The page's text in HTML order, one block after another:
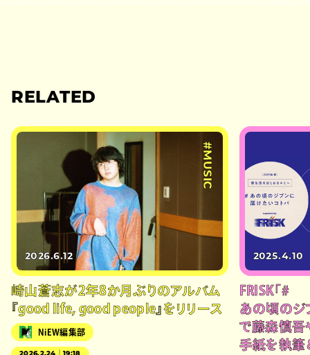
RELATED
#MUSIC
2026.6.12
崎山蒼志が2年8か月ぶりのアルバム
『good life, good people』をリリース
NiEW編集部
2025.4.10
FRISK「#
あの頃のジ
で藤森慎吾
手紙を執筆